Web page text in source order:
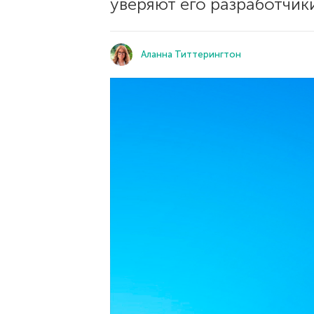
Аланна Титтерингтон